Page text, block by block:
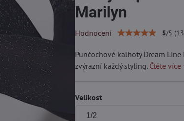
Marilyn
Hodnocení 5/5 (13
Punčochové kalhoty Dream
zvýrazní každý styling. Čtěte více
Velikost